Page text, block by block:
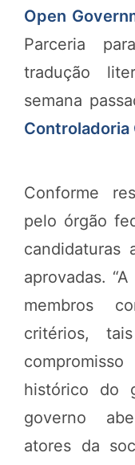
Open
Parceria
tradução
semana
Controladoria
Conforme
pelo órgão
candidaturas
aprovadas.
membros
critérios,
histórico do
governo
atores da